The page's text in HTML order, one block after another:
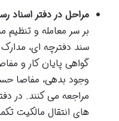
مراحل در دفتر اسناد
بر سر معامله و تنظیم
سند دفترچه ای،
گواهی پایان کار و
وجود بدهی، مفاصا
مراجعه می کنند. در
های انتقال مالکیت